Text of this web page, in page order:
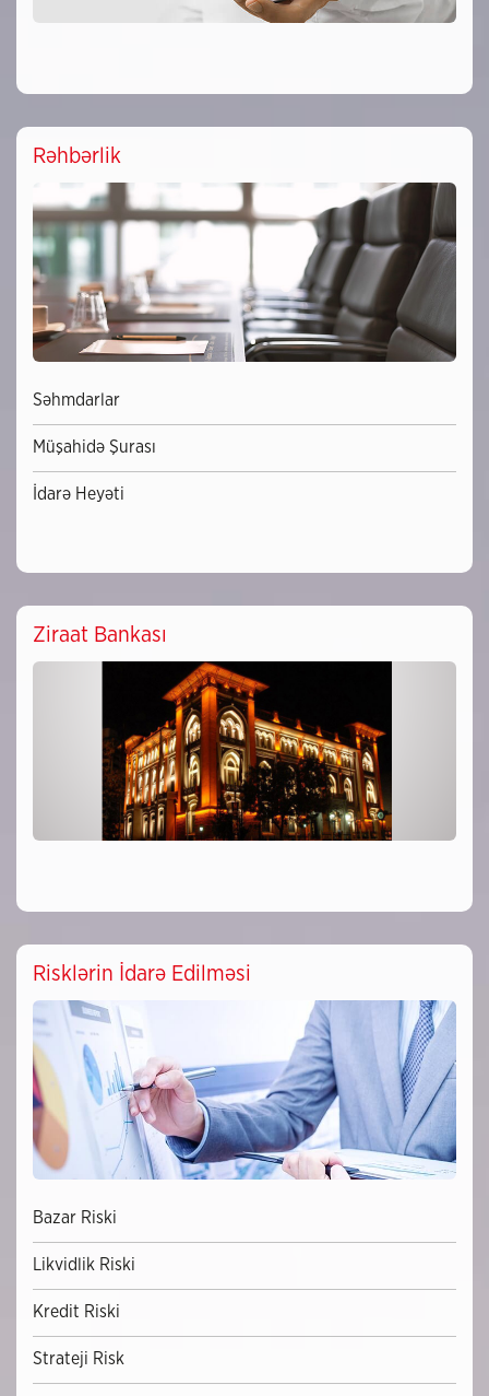
Rəhbərlik
Səhmdarlar
Müşahidə Şurası
İdarə Heyəti
Ziraat Bankası
Risklərin İdarə Edilməsi
Bazar Riski
Likvidlik Riski
Kredit Riski
Strateji Risk